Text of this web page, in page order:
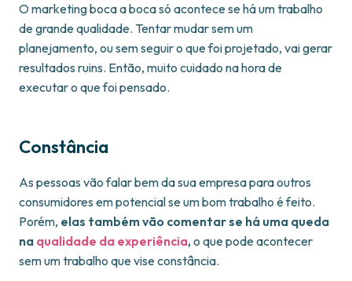
O marketing boca a boca só acontece se há um trabalho
de grande qualidade. Tentar mudar sem um
planejamento, ou sem seguir o que foi projetado, vai gerar
resultados ruins. Então, muito cuidado na hora de
executar o que foi pensado.
Constância
As pessoas vão falar bem da sua empresa para outros
consumidores em potencial se um bom trabalho é feito.
Porém, elas também vão comentar se há uma queda
na qualidade da experiência, o que pode acontecer
sem um trabalho que vise constância.